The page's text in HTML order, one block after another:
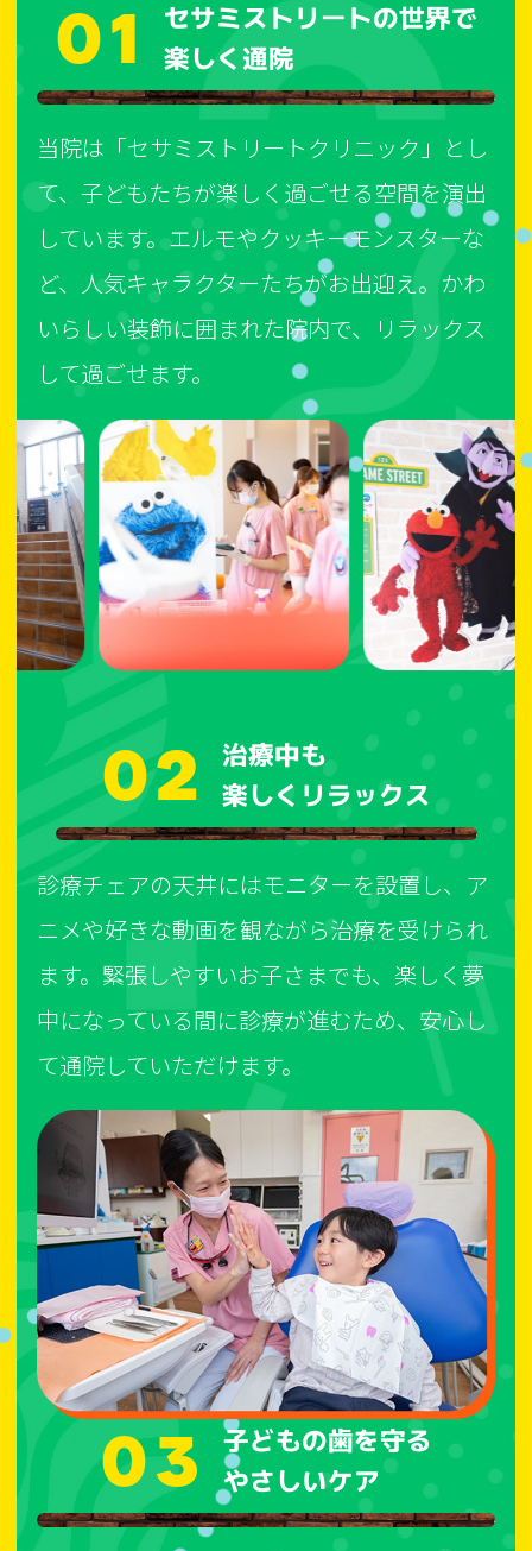
01
セサミストリートの世界で
楽しく通院
当院は「セサミストリートクリニック」とし
て、子どもたちが楽しく過ごせる空間を演出
しています。エルモやクッキーモンスターな
ど、人気キャラクターたちがお出迎え。かわ
いらしい装飾に囲まれた院内で、リラックス
して過ごせます。
02
治療中も
楽しくリラックス
診療チェアの天井にはモニターを設置し、ア
ニメや好きな動画を観ながら治療を受けられ
ます。緊張しやすいお子さまでも、楽しく夢
中になっている間に診療が進むため、安心し
て通院していただけます。
03
子どもの歯を守る
やさしいケア